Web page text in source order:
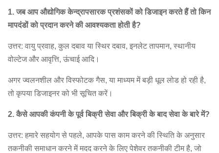
ब्लोअर फैन
9D 1645~1800 3354
1. जब आप औद्योगिक केन्द्रापसारक प्रशंसकों को डिजाइन करते हैं तो किन
मापदंडों को प्रदान करने की आवश्यकता होती है?
उत्तर: वायु प्रवाह, कुल दबाव या स्थिर दबाव, इनलेट तापमान, स्थानीय
वोल्टेज और आवृत्ति, ऊंचाई आदि।
अगर ज्वलनशील और विस्फोटक गैस, या माध्यम में बड़ी धूल लोड हो रही है,
तो कृपया डिजाइनर को भी सूचित करें।
2. कैसे आपकी कंपनी के पूर्व बिक्री सेवा और बिक्री के बाद सेवा के बारे में?
उत्तर: हमारे सहयोग से पहले, आपके पास काम करने की स्थिति के अनुसार
तकनीकी समाधान करने में मदद करने के लिए पेशेवर तकनीकी टीम है, जो